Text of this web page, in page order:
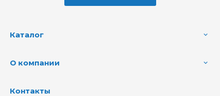
Каталог
О компании
Контакты